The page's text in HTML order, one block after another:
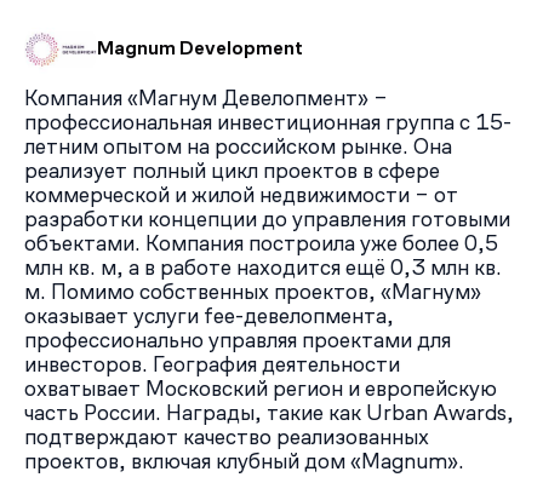
Magnum Development
Компания «Магнум Девелопмент» –
профессиональная инвестиционная группа с 15-
летним опытом на российском рынке. Она
реализует полный цикл проектов в сфере
коммерческой и жилой недвижимости – от
разработки концепции до управления готовыми
объектами. Компания построила уже более 0,5
млн кв. м, а в работе находится ещё 0,3 млн кв.
м. Помимо собственных проектов, «Магнум»
оказывает услуги fee-девелопмента,
профессионально управляя проектами для
инвесторов. География деятельности
охватывает Московский регион и европейскую
часть России. Награды, такие как Urban Awards,
подтверждают качество реализованных
проектов, включая клубный дом «Magnum».